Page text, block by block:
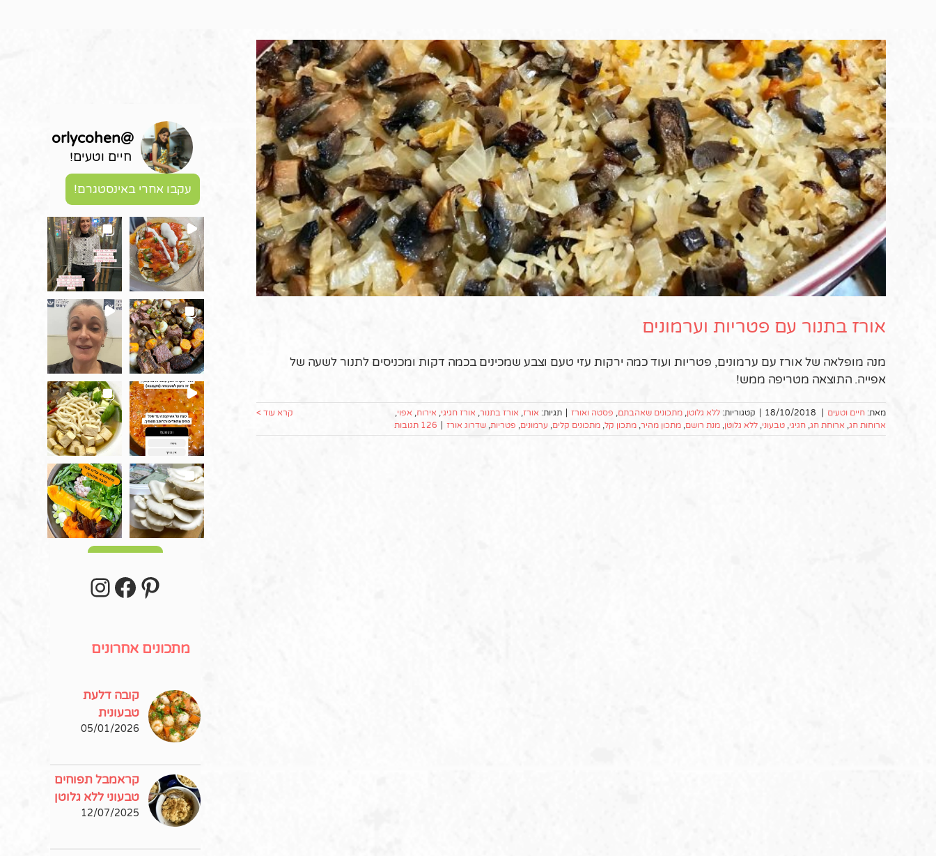
אורז בתנור עם פטריות וערמונים
מנה מופלאה של אורז עם ערמונים, פטריות ועוד כמה ירקות עזי טעם וצבע שמכינים בכמה דקות ומכניסים לתנור לשעה של
אפייה. התוצאה מטריפה ממש!
מאת: חיים וטעים |
18/10/2018
| קטגוריות: ללא גלוטן מתכונים שאהבתם פסטה ואורז | תגיות: אורז אורז בתנור אורז חגיגי אירוח אפוי
ארוחות חג ארוחת חג חגיגי טבעוני ללא גלוטן מנת רושם מתכון מהיר מתכון קל מתכונים קלים ערמונים פטריות שדרוג אורז | 126 תגובות
קרא עוד >
@
orlycohen
חיים וטעים!
עקבו אחרי באינסטגרם!
Pinterest
מתכונים אחרונים
קובה דלעת
טבעונית
05/01/2026
קראמבל תפוחים
טבעוני ללא גלוטן
12/07/2025